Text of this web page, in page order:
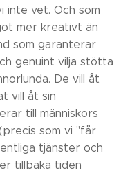
inte vet. Och som
mer kreativt än
som garanterar
genuint vilja stötta
De vill åt
vill åt sin
till människors
som vi "får
tjänster och
tillbaka tiden